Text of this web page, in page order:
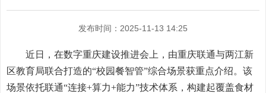
发布时间：2025-11-13 14:25
近日，在数字重庆建设推进会上，由重庆联通与两江新
区教育局联合打造的“校园餐智管”综合场景获重点介绍。该
场景依托联通“连接+算力+能力”技术体系，构建起覆盖食材